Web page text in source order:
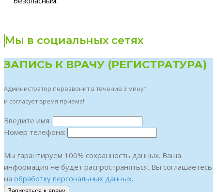
Мы в социальных сетях
ЗАПИСЬ К ВРАЧУ (РЕГИСТРАТУРА)
Администратор перезвонит в течение 3 минут
и согласует время приема!
Введите имя:
Номер телефона:
Мы гарантируем 100% сохранность данных. Ваша
информация не будет распространяться. Вы соглашаетесь
на обработку персональных данных.